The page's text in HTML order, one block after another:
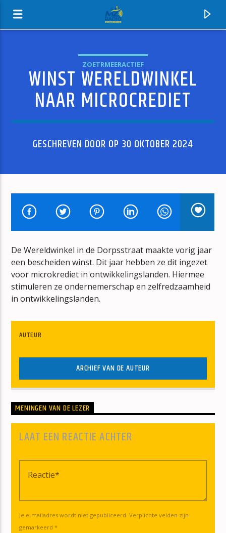
MZ-RADIO
HUIDIG NUMMER
VOOR DE WEKKER WAKKER
ERIK VAN VLIET
mz-radio
ZOETRMEERACTIEF
WINST WERELDWINKEL
NAAR MICROCREDIET
GESCHREVEN DOOR OP 30 OKTOBER 2024
De Wereldwinkel in de Dorpsstraat maakte vorig jaar
een bescheiden winst. Dit jaar hebben ze dit ingezet
voor microkrediet in ontwikkelingslanden. Hiermee
stimuleren ze ondernemerschap en zelfredzaamheid
in ontwikkelingslanden.
AUTEUR
ARCHIEF VAN DE AUTEUR
MENINGEN VAN DE LEZER
LAAT EEN REACTIE ACHTER
Je e-mailadres wordt niet gepubliceerd. Verplichte velden zijn
gemarkeerd *